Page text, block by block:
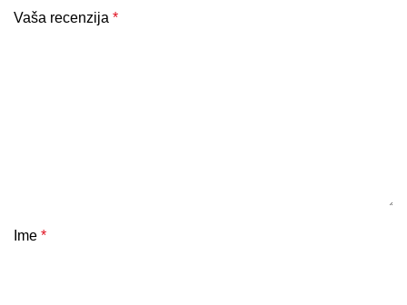
Vaša recenzija*
Ime*